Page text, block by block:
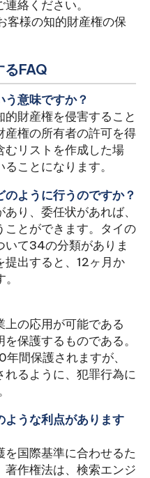
絡ください。
客様の知的財産権の保
るFAQ
意味ですか？
財産権を侵害すること
産権の所有者の許可を得
むリストを作成した場
ことになります。
ように行うのですか？
り、委任状があれば、
ことができます。タイの
いて34の分類がありま
出すると、12ヶ月か
上の応用が可能である
保護するものである。
間保護されますが、
るように、犯罪行為に
ような利点があります
国際基準に合わせるた
作権法は、検索エンジ